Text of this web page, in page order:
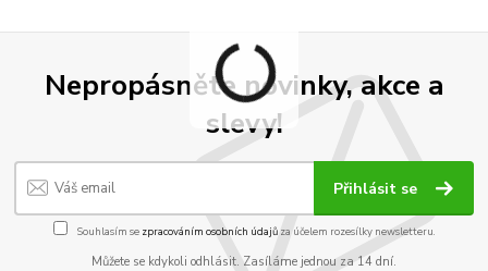
Nepropásněte novinky, akce a
slevy!
Přihlásit se
Souhlasím se zpracováním osobních údajůza účelem rozesílky newsletteru.
Můžete se kdykoli odhlásit. Zasíláme jednou za 14 dní.